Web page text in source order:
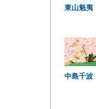
東山魁夷
中島千波